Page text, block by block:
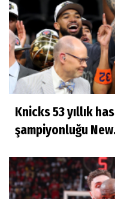
Knicks 53 yıllık
şampiyonluğu